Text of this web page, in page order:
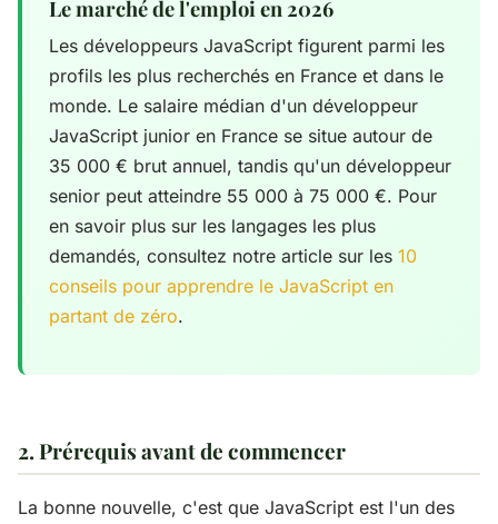
Le marché de l'emploi en 2026
Les développeurs JavaScript figurent parmi les
profils les plus recherchés en France et dans le
monde. Le salaire médian d'un développeur
JavaScript junior en France se situe autour de
35 000 € brut annuel, tandis qu'un développeur
senior peut atteindre 55 000 à 75 000 €. Pour
en savoir plus sur les langages les plus
demandés, consultez notre article sur les 10
conseils pour apprendre le JavaScript en
partant de zéro.
2. Prérequis avant de commencer
La bonne nouvelle, c'est que JavaScript est l'un des